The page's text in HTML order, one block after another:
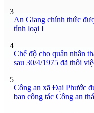
3
An Giang chính thức
tỉnh loại I
4
Chế độ cho quân nhân
sau 30/4/1975 đã thôi
5
Công an xã Đại Phước
ban công tác Công an